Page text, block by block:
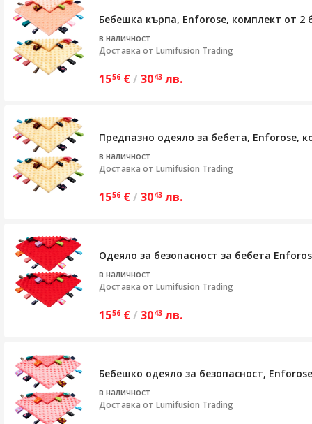
Бебешка кърпа, Enforose, комплект от 2
в наличност
Доставка от Lumifusion Trading
1556 €/ 3043 лв.
Предпазно одеяло за бебета, Enforose,
в наличност
Доставка от Lumifusion Trading
1556 €/ 3043 лв.
Одеяло за безопасност за бебета
в наличност
Доставка от Lumifusion Trading
1556 €/ 3043 лв.
Бебешко одеяло за безопасност,
в наличност
Доставка от Lumifusion Trading